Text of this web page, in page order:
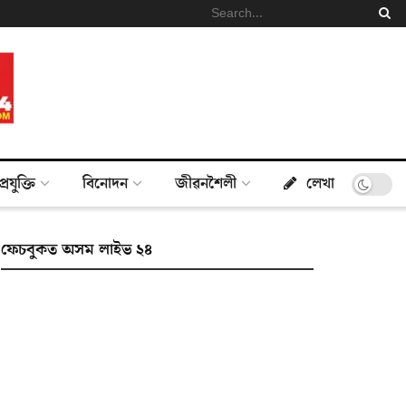
প্ৰযুক্তি বিনোদন জীৱনশৈলী লেখা
ফেচবুকত অসম লাইভ ২৪